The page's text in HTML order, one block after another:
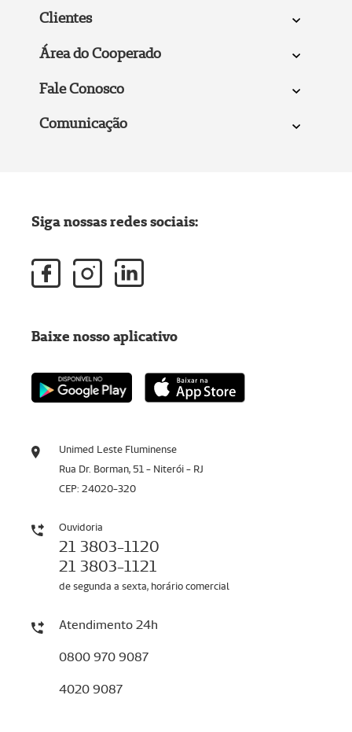
Clientes
Área do Cooperado
Fale Conosco
Comunicação
Unimed Leste Fluminense
Rua Dr. Borman, 51 - Niterói - RJ
CEP: 24020-320
Ouvidoria
21 3803-1120
21 3803-1121
de segunda a sexta, horário comercial
Atendimento 24h
0800 970 9087
4020 9087
Siga nossas redes sociais:
Baixe nosso aplicativo